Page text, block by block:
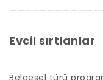
Evcil sırtlanlar
Belgesel türü